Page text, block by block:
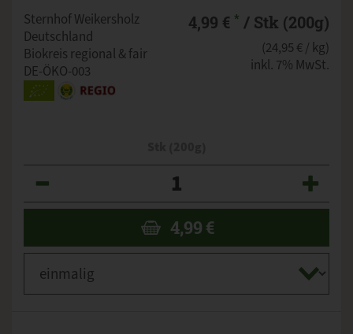
Sternhof Weikersholz
Deutschland
Biokreis regional & fair
DE-ÖKO-003
4,99 € * / Stk (200g)
(24,95 € / kg)
inkl. 7% MwSt.
4,99 €